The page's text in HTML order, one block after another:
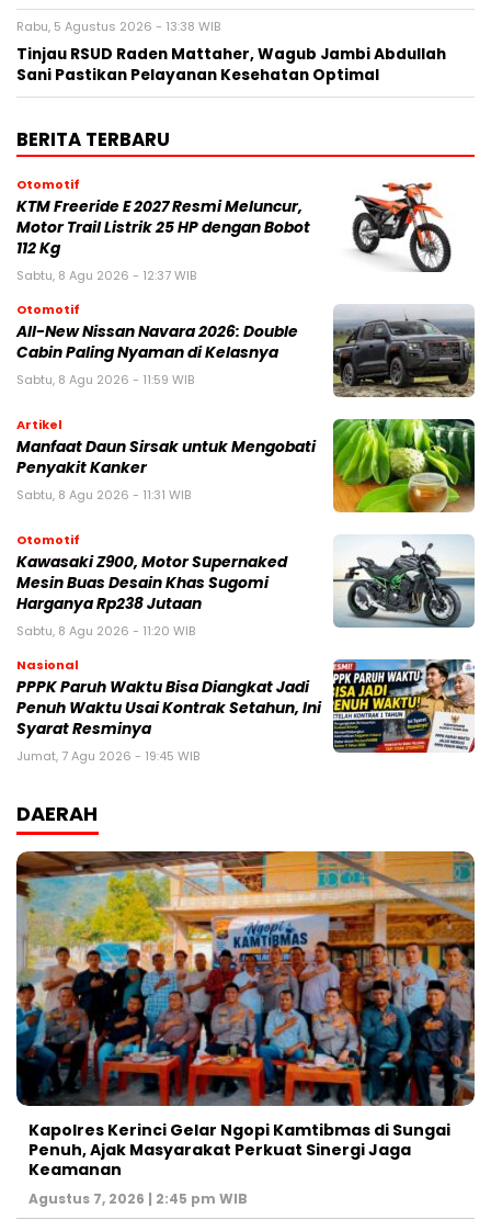
Rabu, 5 Agustus 2026 - 13:38 WIB
Tinjau RSUD Raden Mattaher, Wagub Jambi Abdullah
Sani Pastikan Pelayanan Kesehatan Optimal
BERITA TERBARU
Otomotif
KTM Freeride E 2027 Resmi Meluncur,
Motor Trail Listrik 25 HP dengan Bobot
112 Kg
Sabtu, 8 Agu 2026 - 12:37 WIB
Otomotif
All-New Nissan Navara 2026: Double
Cabin Paling Nyaman di Kelasnya
Sabtu, 8 Agu 2026 - 11:59 WIB
Artikel
Manfaat Daun Sirsak untuk Mengobati
Penyakit Kanker
Sabtu, 8 Agu 2026 - 11:31 WIB
Otomotif
Kawasaki Z900, Motor Supernaked
Mesin Buas Desain Khas Sugomi
Harganya Rp238 Jutaan
Sabtu, 8 Agu 2026 - 11:20 WIB
Nasional
PPPK Paruh Waktu Bisa Diangkat Jadi
Penuh Waktu Usai Kontrak Setahun, Ini
Syarat Resminya
Jumat, 7 Agu 2026 - 19:45 WIB
DAERAH
Kapolres Kerinci Gelar Ngopi Kamtibmas di Sungai
Penuh, Ajak Masyarakat Perkuat Sinergi Jaga
Keamanan
Agustus 7, 2026 | 2:45 pm WIB